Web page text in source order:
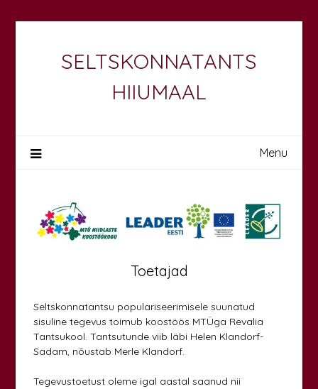
SELTSKONNATANTS
HIIUMAAL
Menu
Toetajad
Seltskonnatantsu populariseerimisele suunatud
sisuline tegevus toimub koostöös MTÜga Revalia
Tantsukool. Tantsutunde viib läbi Helen Klandorf-
Sadam, nõustab Merle Klandorf.
Tegevustoetust oleme igal aastal saanud nii